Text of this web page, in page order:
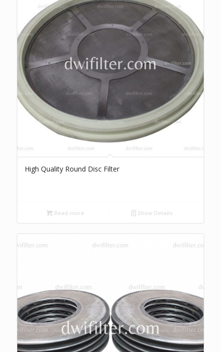
High Quality Round Disc Filter
Read more Show Details